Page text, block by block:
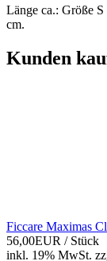
Länge ca.: Größe
cm.
Kunden
Ficcare Maximas
56,00EUR / Stück
inkl. 19% MwSt.